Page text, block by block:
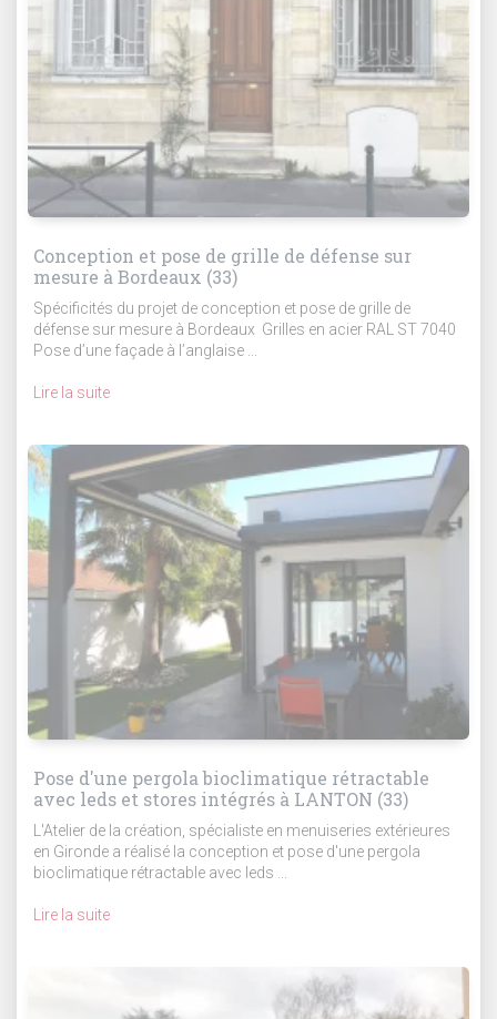
Conception et pose de grille de défense sur
mesure à Bordeaux (33)
Spécificités du projet de conception et pose de grille de
défense sur mesure à Bordeaux Grilles en acier RAL ST 7040
Pose d’une façade à l’anglaise ...
Lire la suite
Pose d'une pergola bioclimatique rétractable
avec leds et stores intégrés à LANTON (33)
L'Atelier de la création, spécialiste en menuiseries extérieures
en Gironde a réalisé la conception et pose d'une pergola
bioclimatique rétractable avec leds ...
Lire la suite